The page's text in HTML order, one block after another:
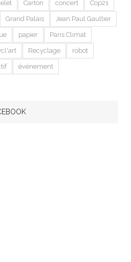
Carton concert Cop21
Grand Palais Jean Paul Gaultier
papier Paris Climat
Recyclage robot
événement